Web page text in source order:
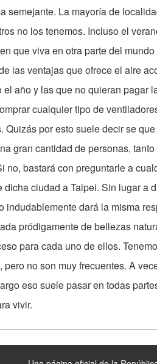
semejante. La mayoría de
no los tenemos. Incluso el
que viva en otra parte del
las ventajas que ofrece el aire
el año y las que no quieran pagar
cualquier tipo de
Quizás por esto suele decir se
gran cantidad de personas,
no, bastará con preguntarle a
dicha ciudad a Taipei. Sin lugar a
indudablemente dará la misma
pródigamente de bellezas
para cada uno de ellos.
pero no son muy frecuentes. A
eso suele pasar en todas
vivir.